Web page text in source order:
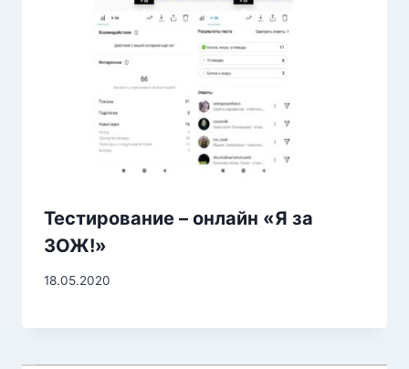
Тестирование – онлайн «Я за
ЗОЖ!»
18.05.2020